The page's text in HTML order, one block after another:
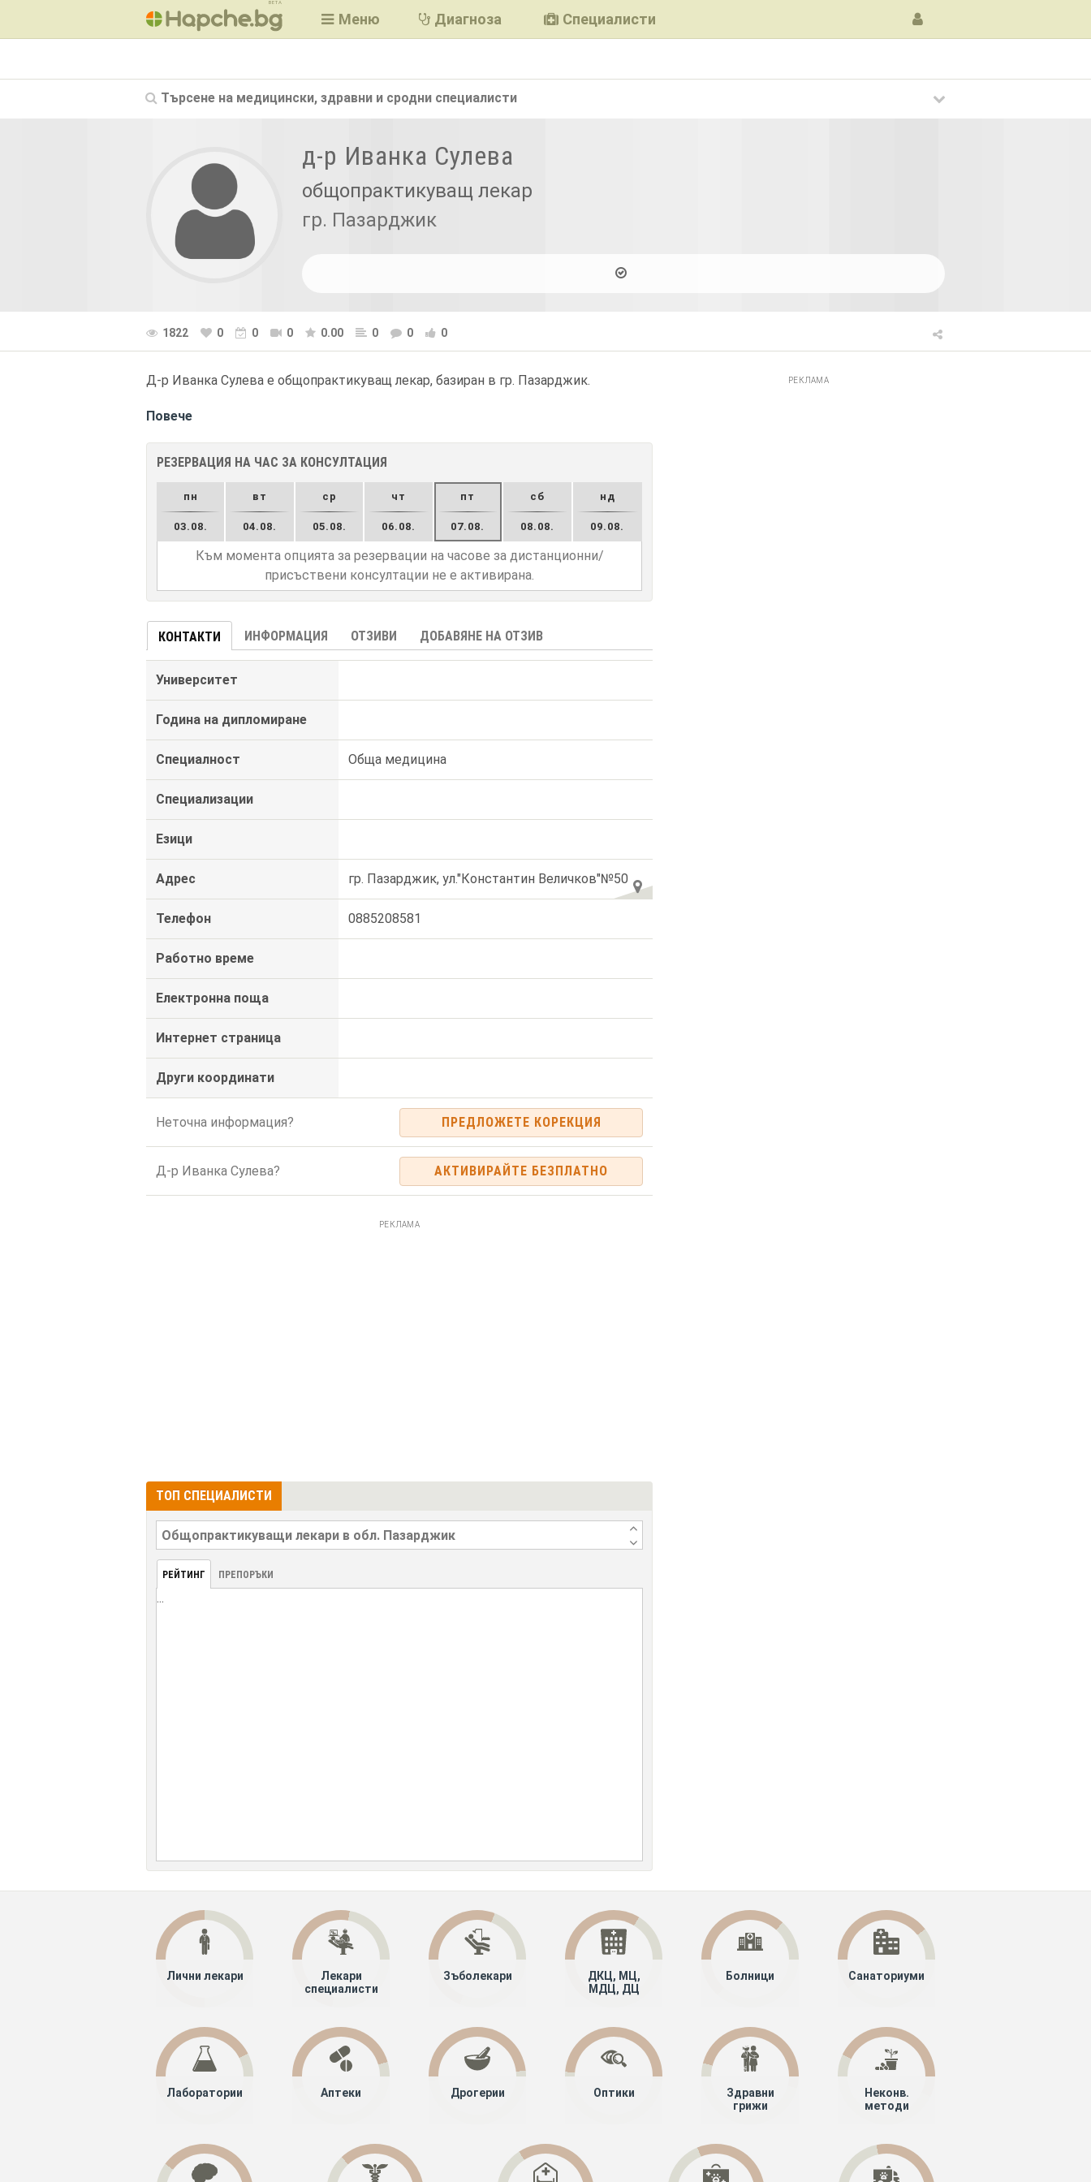
BETA
Меню Диагноза Специалисти
Търсене на медицински, здравни и сродни специалисти
д-р Иванка Сулева
общопрактикуващ лекар
гр. Пазарджик
1822 0 0 0 0.00 0 0 0
Д-р Иванка Сулева е общопрактикуващ лекар, базиран в гр. Пазарджик.
Повече
РЕЗЕРВАЦИЯ НА ЧАС ЗА КОНСУЛТАЦИЯ
пн
03.08.
вт
04.08.
ср
05.08.
чт
06.08.
пт
07.08.
сб
08.08.
нд
09.08.
Към момента опцията за резервации на часове за дистанционни/
присъствени консултации не е активирана.
КОНТАКТИ ИНФОРМАЦИЯ ОТЗИВИ ДОБАВЯНЕ НА ОТЗИВ
Университет
Година на дипломиране
Специалност Обща медицина
Специализации
Езици
Адрес гр. Пазарджик, ул."Константин Величков"№50
Телефон 0885208581
Работно време
Електронна поща
Интернет страница
Други координати
Неточна информация? ПРЕДЛОЖЕТЕ КОРЕКЦИЯ
Д-р Иванка Сулева? АКТИВИРАЙТЕ БЕЗПЛАТНО
РЕКЛАМА
ТОП СПЕЦИАЛИСТИ
РЕЙТИНГ ПРЕПОРЪКИ
...
РЕКЛАМА
Лични лекари
Лекари
специалисти
Зъболекари
ДКЦ, МЦ,
МДЦ, ДЦ
Болници Санаториуми
Лаборатории Аптеки Дрогерии Оптики
Здравни
грижи
Неконв.
методи